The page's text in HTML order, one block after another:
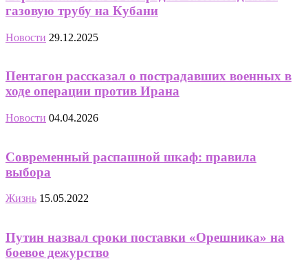
газовую трубу на Кубани
Новости 29.12.2025
Пентагон рассказал о пострадавших военных в
ходе операции против Ирана
Новости 04.04.2026
Современный распашной шкаф: правила
выбора
Жизнь 15.05.2022
Путин назвал сроки поставки «Орешника» на
боевое дежурство